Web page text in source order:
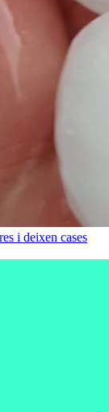
i deixen cases